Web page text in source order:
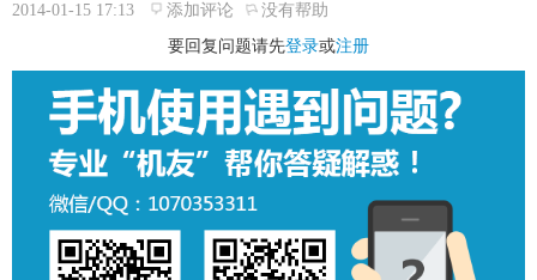
2014-01-15 17:13
添加评论
没有帮助
要回复问题请先登录或注册